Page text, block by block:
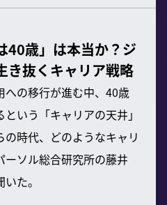
40歳」は本当か？ジ
き抜くキャリア戦略
への移行が進む中、40歳
いう「キャリアの天井」
時代、どのようなキャリ
ーソル総合研究所の藤井
た。